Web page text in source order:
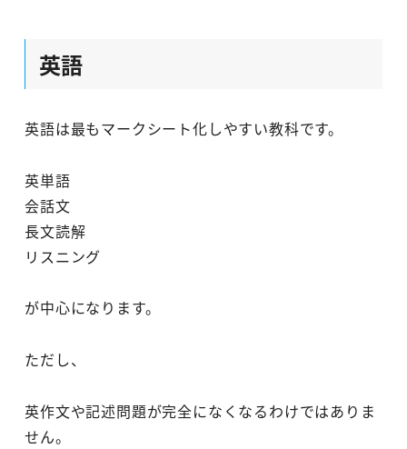
英語
英語は最もマークシート化しやすい教科です。
英単語
会話文
長文読解
リスニング
が中心になります。
ただし、
英作文や記述問題が完全になくなるわけではありま
せん。